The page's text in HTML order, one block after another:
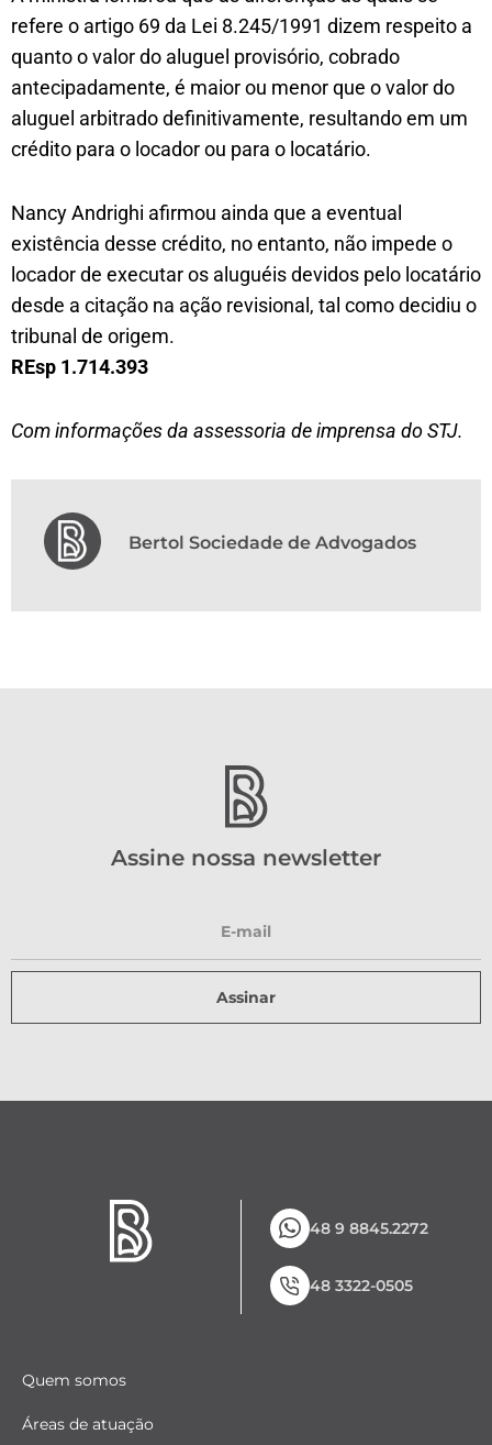
refere o artigo 69 da Lei 8.245/1991 dizem respeito a
quanto o valor do aluguel provisório, cobrado
antecipadamente, é maior ou menor que o valor do
aluguel arbitrado definitivamente, resultando em um
crédito para o locador ou para o locatário.
Nancy Andrighi afirmou ainda que a eventual
existência desse crédito, no entanto, não impede o
locador de executar os aluguéis devidos pelo locatário
desde a citação na ação revisional, tal como decidiu o
tribunal de origem.
REsp 1.714.393
Com informações da assessoria de imprensa do STJ.
Bertol Sociedade de Advogados
Assine nossa newsletter
Assinar
48 9 8845.2272
48 3322-0505
Quem somos
Áreas de atuação